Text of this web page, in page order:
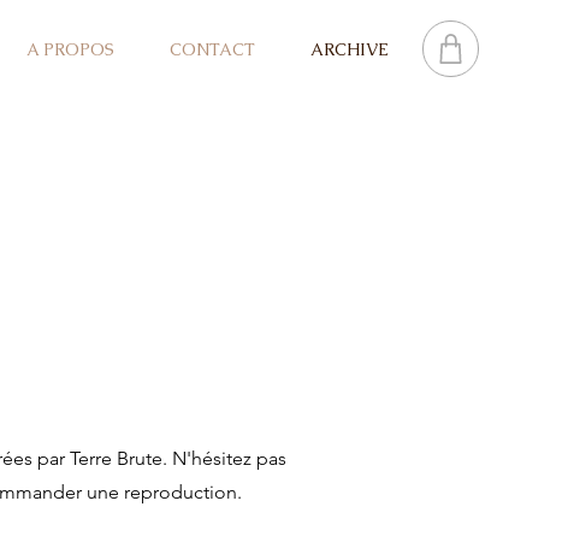
A PROPOS CONTACT ARCHIVE
par Terre Brute. N'hésitez pas
une reproduction.